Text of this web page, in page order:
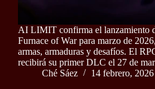
AI LIMIT confirma el lanzamiento
Furnace of War para marzo de
armas, armaduras y desafíos. El
recibirá su primer DLC el 27 de
Ché Sáez
14 febrero, 2026